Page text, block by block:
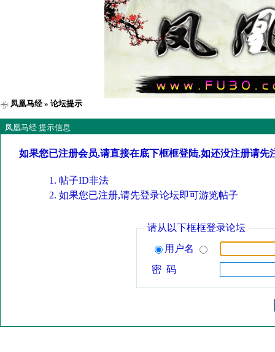
凤凰马经» 论坛提示
凤凰马经 提示信息
如果您已注册会员,请直接在底下框框登陆,如还没注册请先
帖子ID非法
如果您已注册,请先登录论坛即可游览帖子
请从以下框框登录论坛
用户名
密 码